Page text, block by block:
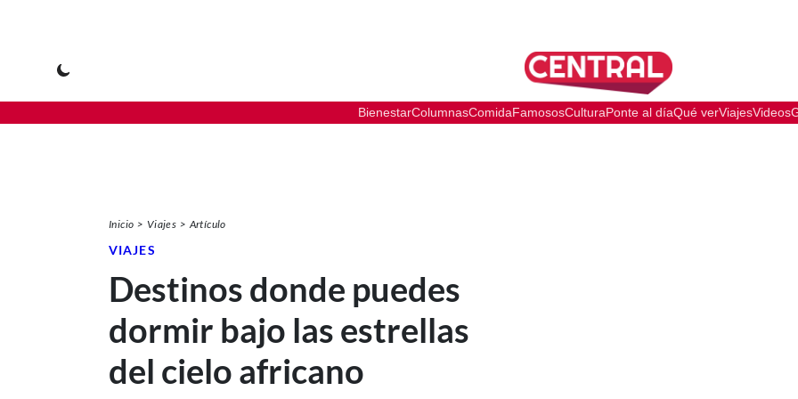
BienestarColumnasComidaFamososCulturaPonte al díaQué verViajesVideos
Inicio Viajes Artículo
VIAJES
Destinos donde puedes
dormir bajo las estrellas
del cielo africano